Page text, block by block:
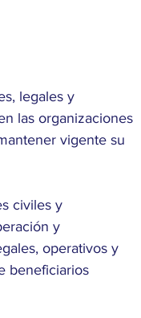
legales y
las organizaciones
vigente su
civiles y
y
operativos y
beneficiarios